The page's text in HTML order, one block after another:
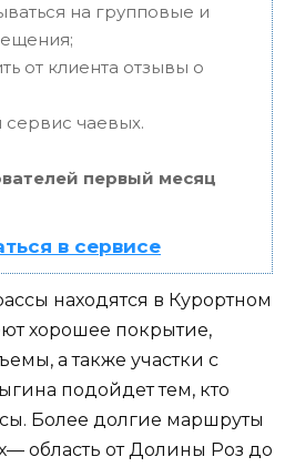
на групповые и
от клиента отзывы о
чаевых.
первый месяц
в сервисе
находятся в Курортном
хорошее покрытие,
а также участки с
подойдет тем, кто
Более долгие маршруты
область от Долины Роз до